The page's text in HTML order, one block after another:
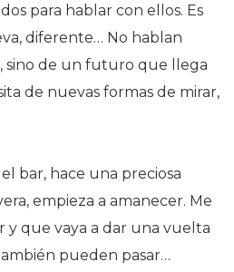
para hablar con ellos. Es
diferente… No hablan
sino de un futuro que llega
de nuevas formas de mirar,
bar, hace una preciosa
empieza a amanecer. Me
y que vaya a dar una vuelta
pueden pasar…